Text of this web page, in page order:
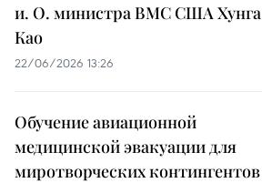
и. О. министра ВМС США Хунга
Као
22/06/2026 13:26
Обучение авиационной
медицинской эвакуации для
миротворческих контингентов